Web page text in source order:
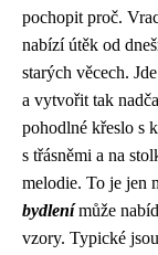
pochopit proč.
nabízí útěk od
starých věcech.
a vytvořit tak
pohodlné křeslo s
s třásněmi a na
melodie. To je jen
bydlenímůže
vzory. Typické